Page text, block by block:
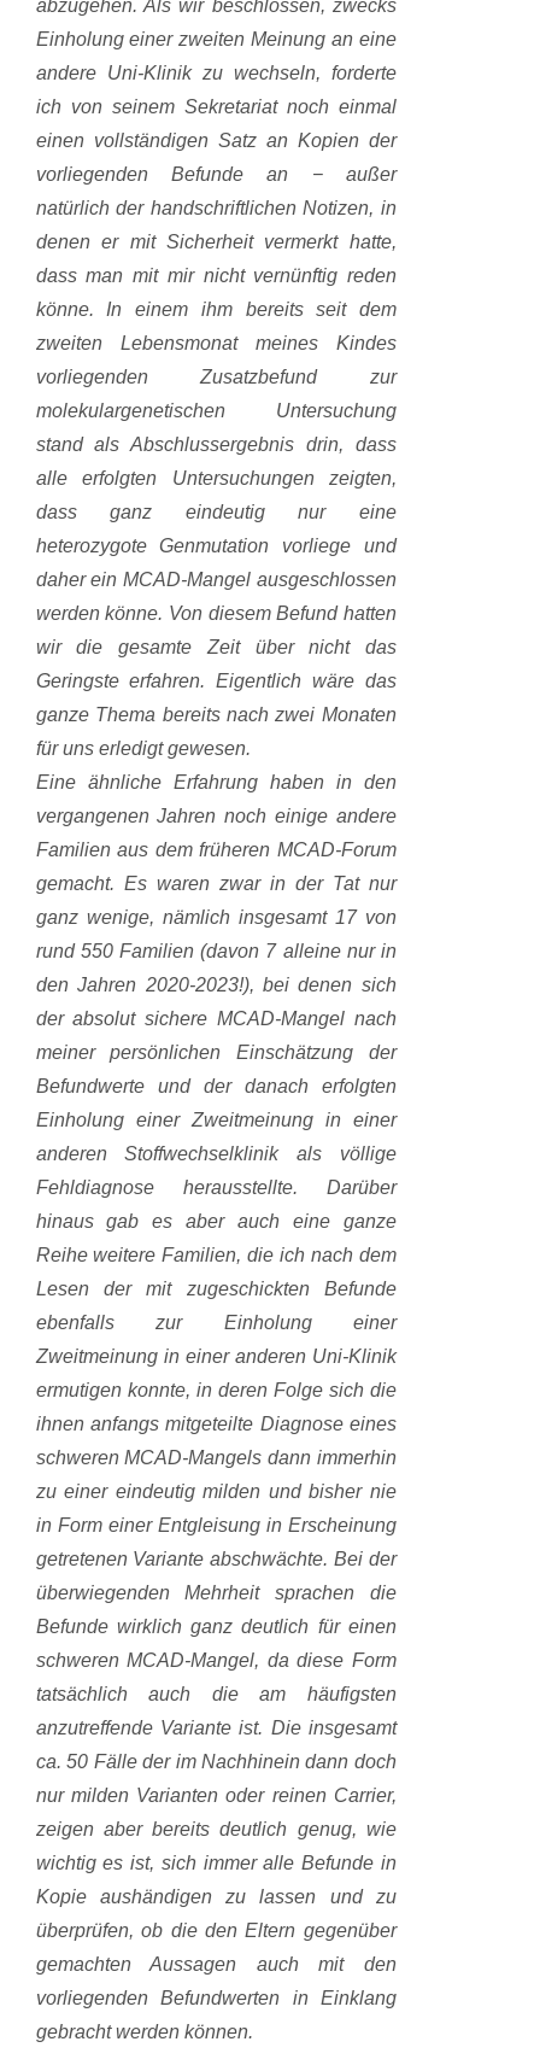
abzugehen. Als wir beschlossen, zwecks
Einholung einer zweiten Meinung an eine
andere Uni-Klinik zu wechseln, forderte
ich von seinem Sekretariat noch einmal
einen vollständigen Satz an Kopien der
vorliegenden Befunde an − außer
natürlich der handschriftlichen Notizen, in
denen er mit Sicherheit vermerkt hatte,
dass man mit mir nicht vernünftig reden
könne. In einem ihm bereits seit dem
zweiten Lebensmonat meines Kindes
vorliegenden Zusatzbefund zur
molekulargenetischen Untersuchung
stand als Abschlussergebnis drin, dass
alle erfolgten Untersuchungen zeigten,
dass ganz eindeutig nur eine
heterozygote Genmutation vorliege und
daher ein MCAD-Mangel ausgeschlossen
werden könne. Von diesem Befund hatten
wir die gesamte Zeit über nicht das
Geringste erfahren. Eigentlich wäre das
ganze Thema bereits nach zwei Monaten
für uns erledigt gewesen.
Eine ähnliche Erfahrung haben in den
vergangenen Jahren noch einige andere
Familien aus dem früheren MCAD-Forum
gemacht. Es waren zwar in der Tat nur
ganz wenige, nämlich insgesamt 17 von
rund 550 Familien (davon 7 alleine nur in
den Jahren 2020-2023!), bei denen sich
der absolut sichere MCAD-Mangel nach
meiner persönlichen Einschätzung der
Befundwerte und der danach erfolgten
Einholung einer Zweitmeinung in einer
anderen Stoffwechselklinik als völlige
Fehldiagnose herausstellte. Darüber
hinaus gab es aber auch eine ganze
Reihe weitere Familien, die ich nach dem
Lesen der mit zugeschickten Befunde
ebenfalls zur Einholung einer
Zweitmeinung in einer anderen Uni-Klinik
ermutigen konnte, in deren Folge sich die
ihnen anfangs mitgeteilte Diagnose eines
schweren MCAD-Mangels dann immerhin
zu einer eindeutig milden und bisher nie
in Form einer Entgleisung in Erscheinung
getretenen Variante abschwächte. Bei der
überwiegenden Mehrheit sprachen die
Befunde wirklich ganz deutlich für einen
schweren MCAD-Mangel, da diese Form
tatsächlich auch die am häufigsten
anzutreffende Variante ist. Die insgesamt
ca. 50 Fälle der im Nachhinein dann doch
nur milden Varianten oder reinen Carrier,
zeigen aber bereits deutlich genug, wie
wichtig es ist, sich immer alle Befunde in
Kopie aushändigen zu lassen und zu
überprüfen, ob die den Eltern gegenüber
gemachten Aussagen auch mit den
vorliegenden Befundwerten in Einklang
gebracht werden können.